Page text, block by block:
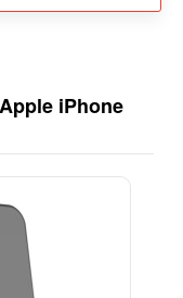
iPhone